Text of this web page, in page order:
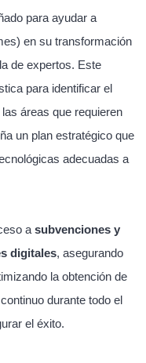
para ayudar a
en su transformación
de expertos. Este
para identificar el
áreas que requieren
un plan estratégico que
adecuadas a
a subvenciones y
digitales, asegurando
la obtención de
durante todo el
el éxito.